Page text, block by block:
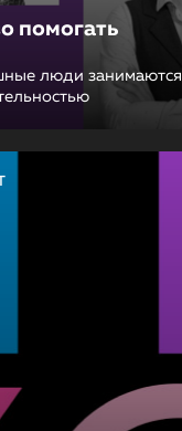
помогать
люди занимаются